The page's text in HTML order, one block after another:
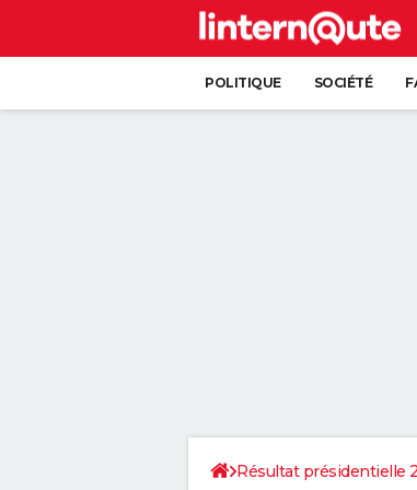
POLITIQUE SOCIÉTÉ
Résultat présidentielle